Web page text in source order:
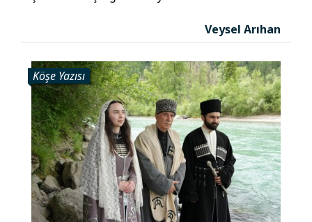
Veysel Arıhan
Köşe Yazısı